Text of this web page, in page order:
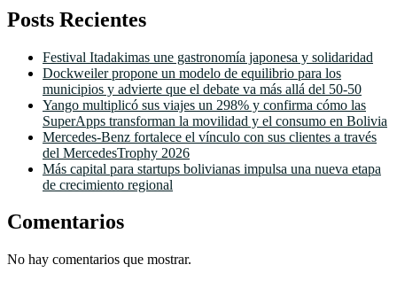
Posts Recientes
Festival Itadakimas une gastronomía japonesa y solidaridad
Dockweiler propone un modelo de equilibrio para los
municipios y advierte que el debate va más allá del 50-50
Yango multiplicó sus viajes un 298% y confirma cómo las
SuperApps transforman la movilidad y el consumo en Bolivia
Mercedes-Benz fortalece el vínculo con sus clientes a través
del MercedesTrophy 2026
Más capital para startups bolivianas impulsa una nueva etapa
de crecimiento regional
Comentarios
No hay comentarios que mostrar.